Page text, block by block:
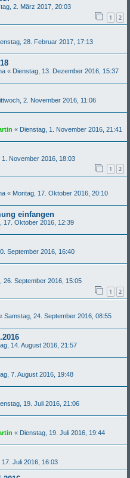
2. März 2017, 20:03
1 2
28. Februar 2017, 17:13
« Dienstag, 13. Dezember 2016, 15:37
2. November 2016, 11:06
« Dienstag, 1. November 2016, 21:41
1. November 2016, 18:03
1 2
« Montag, 17. Oktober 2016, 20:10
einfangen
17. Oktober 2016, 12:39
September 2016, 16:40
26. September 2016, 15:05
1 2
Samstag, 24. September 2016, 08:55
14. August 2016, 21:57
7. August 2016, 19:48
19. Juli 2016, 21:06
« Dienstag, 19. Juli 2016, 19:44
17. Juli 2016, 16:03